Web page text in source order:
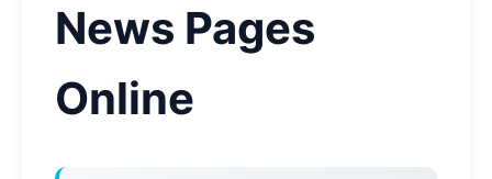
News Pages
Online